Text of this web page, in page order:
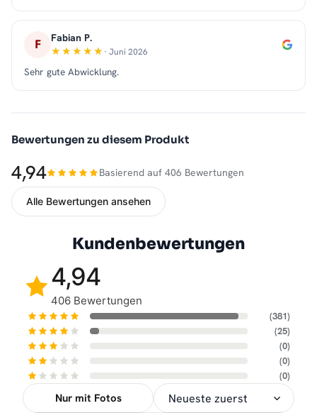
F Fabian P.
· Juni 2026
Sehr gute Abwicklung.
Bewertungen zu diesem Produkt
4,94 Basierend auf 406 Bewertungen
Alle Bewertungen ansehen
Kundenbewertungen
4,94
406 Bewertungen
(381)
(25)
(0)
(0)
(0)
Nur mit Fotos